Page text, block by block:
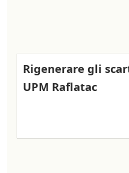
Rigenerare gli
UPM Raflatac